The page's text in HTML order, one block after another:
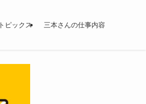
トピックス 三本さんの仕事内容